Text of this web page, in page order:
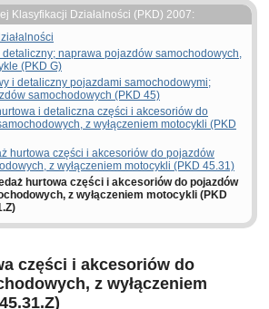
Klasyfikacji Działalności (PKD) 2007:
detaliczny; naprawa pojazdów samochodowych,
(PKD G)
i detaliczny pojazdami samochodowymi;
samochodowych (PKD 45)
i detaliczna części i akcesoriów do
z wyłączeniem motocykli (PKD
hurtowa części i akcesoriów do pojazdów
z wyłączeniem motocykli (PKD 45.31)
hurtowa części i akcesoriów do pojazdów
z wyłączeniem motocykli (PKD
części i akcesoriów do
z wyłączeniem